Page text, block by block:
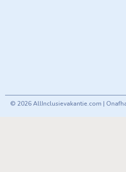
© 2026 AllInclusievakantie.com |